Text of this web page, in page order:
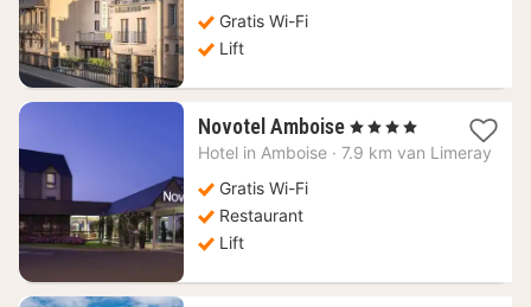
Gratis Wi-Fi
Lift
Novotel Amboise 1
nacht
, 4 Sterren
Hotel in Amboise · 7.9 km van Limeray
Gratis Wi-Fi
Restaurant
Lift